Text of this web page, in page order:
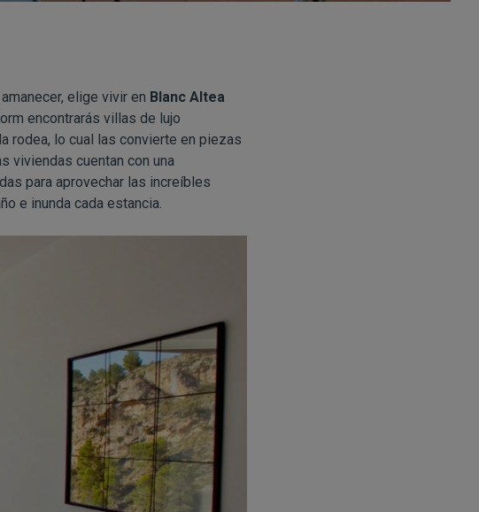
elige vivir en Blanc Altea
encontrarás villas de lujo
rodea, lo cual las convierte en piezas
viviendas cuentan con una
para aprovechar las increíbles
e inunda cada estancia.